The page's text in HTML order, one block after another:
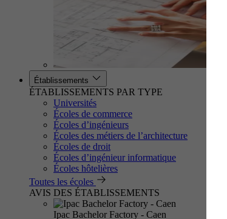
Établissements
ÉTABLISSEMENTS PAR TYPE
Universités
Écoles de commerce
Écoles d’ingénieurs
Écoles des métiers de l’architecture
Écoles de droit
Écoles d’ingénieur informatique
Écoles hôtelières
Toutes les écoles
AVIS DES ÉTABLISSEMENTS
Ipac Bachelor Factory - Caen